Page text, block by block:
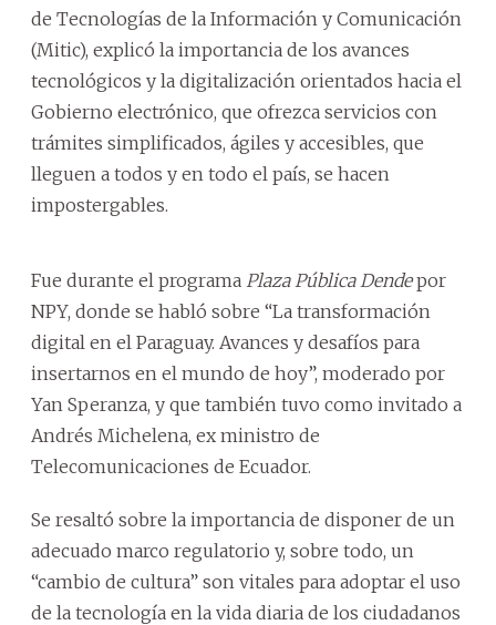
de Tecnologías de la Información y Comunicación
(Mitic), explicó la importancia de los avances
tecnológicos y la digitalización orientados hacia el
Gobierno electrónico, que ofrezca servicios con
trámites simplificados, ágiles y accesibles, que
lleguen a todos y en todo el país, se hacen
impostergables.
Fue durante el programa Plaza Pública Dendepor
NPY, donde se habló sobre “La transformación
digital en el Paraguay. Avances y desafíos para
insertarnos en el mundo de hoy”, moderado por
Yan Speranza, y que también tuvo como invitado a
Andrés Michelena, ex ministro de
Telecomunicaciones de Ecuador.
Se resaltó sobre la importancia de disponer de un
adecuado marco regulatorio y, sobre todo, un
“cambio de cultura” son vitales para adoptar el uso
de la tecnología en la vida diaria de los ciudadanos